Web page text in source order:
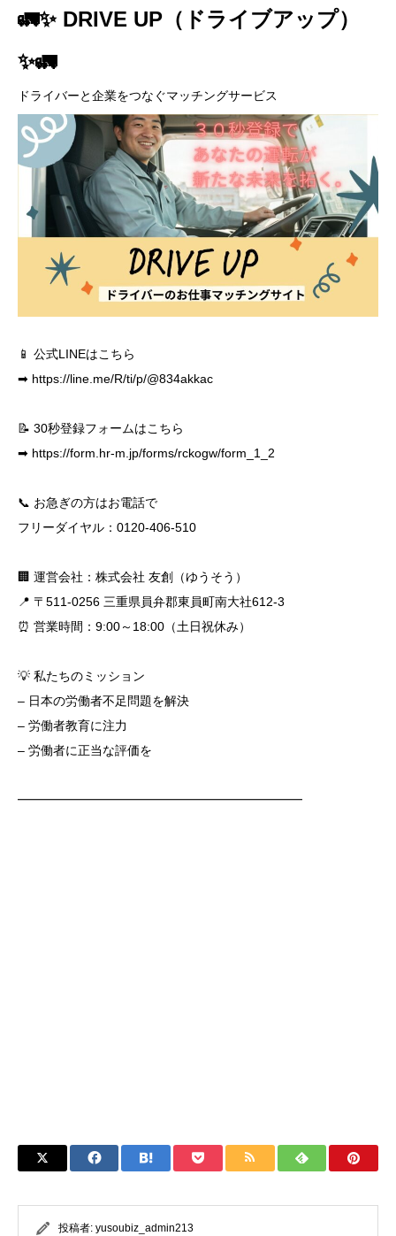
🚛✨ DRIVE UP（ドライブアップ）
✨🚛
ドライバーと企業をつなぐマッチングサービス
📱 公式LINEはこちら
➡ https://line.me/R/ti/p/@834akkac
📝 30秒登録フォームはこちら
➡ https://form.hr-m.jp/forms/rckogw/form_1_2
📞 お急ぎの方はお電話で
フリーダイヤル：0120-406-510
🏢 運営会社：株式会社 友創（ゆうそう）
📍 〒511-0256 三重県員弁郡東員町南大社612-3
⏰ 営業時間：9:00～18:00（土日祝休み）
💡 私たちのミッション
– 日本の労働者不足問題を解決
– 労働者教育に注力
– 労働者に正当な評価を
━━━━━━━━━━━━━━━━━━━━━━━
投稿者: yusoubiz_admin213